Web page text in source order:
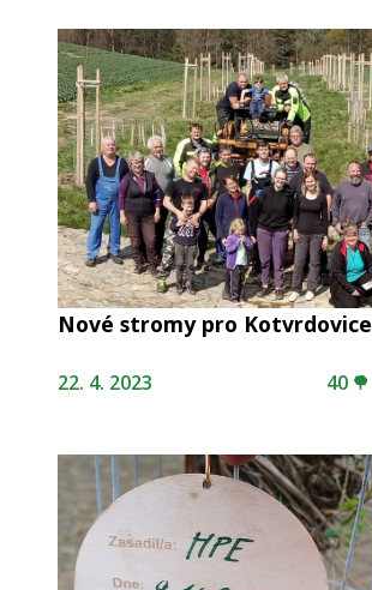
Nové stromy pro Kotvrdovice
22. 4. 2023 40